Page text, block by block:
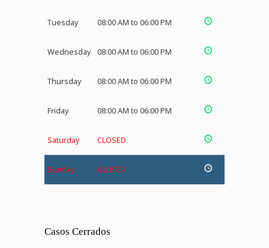
Tuesday 08:00 AM to 06:00 PM
Wednesday 08:00 AM to 06:00 PM
Thursday 08:00 AM to 06:00 PM
Friday 08:00 AM to 06:00 PM
Saturday CLOSED
Sunday CLOSED
Casos Cerrados